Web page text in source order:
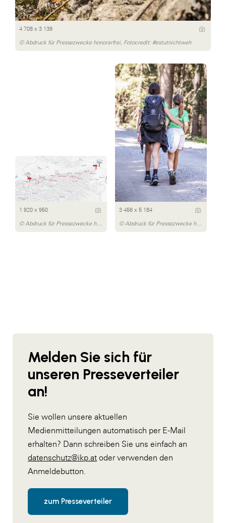
4 708 x 3 139
© Abdruck für Pressezwecke honorarfrei, Fotocredit: #estutnichtweh
1 920 x 950
© Abdruck für Pressezwecke honorarfrei, Fotocredit: #estutnichtweh
3 456 x 5 184
© Abdruck für Pressezwecke honorarfrei, Fotocredit: #estutnichtweh
Melden Sie sich für
unseren Presseverteiler
an!
Sie wollen unsere aktuellen
Medienmitteilungen automatisch per E-Mail
erhalten? Dann schreiben Sie uns einfach an
datenschutz@ikp.at oder verwenden den
Anmeldebutton.
zum Presseverteiler